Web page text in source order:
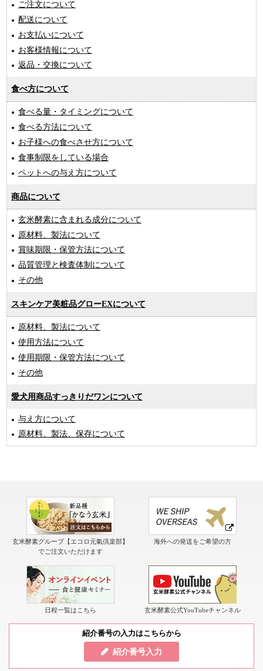
ご注文について
配送について
お支払いについて
お客様情報について
返品・交換について
食べ方について
食べる量・タイミングについて
食べる方法について
お子様への食べさせ方について
食事制限をしている場合
ペットへの与え方について
商品について
玄米酵素に含まれる成分について
原材料、製法について
賞味期限・保管方法について
品質管理と検査体制について
その他
スキンケア美粧品グローEXについて
原材料、製法について
使用方法について
使用期限・保管方法について
その他
愛犬用商品すっきりだワンについて
与え方について
原材料、製法、保存について
玄米酵素グループ【エコロ元氣倶楽部】
でご注文いただけます
海外への発送をご希望の方
日程一覧はこちら 玄米酵素公式YouTubeチャンネル
紹介番号の入力はこちらから
紹介番号入力